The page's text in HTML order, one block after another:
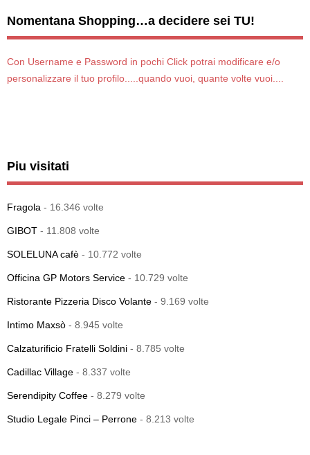
Nomentana Shopping…a decidere sei TU!
Con Username e Password in pochi Click potrai modificare e/o
personalizzare il tuo profilo.....quando vuoi, quante volte vuoi....
Piu visitati
Fragola - 16.346 volte
GIBOT - 11.808 volte
SOLELUNA cafè - 10.772 volte
Officina GP Motors Service - 10.729 volte
Ristorante Pizzeria Disco Volante - 9.169 volte
Intimo Maxsò - 8.945 volte
Calzaturificio Fratelli Soldini - 8.785 volte
Cadillac Village - 8.337 volte
Serendipity Coffee - 8.279 volte
Studio Legale Pinci – Perrone - 8.213 volte